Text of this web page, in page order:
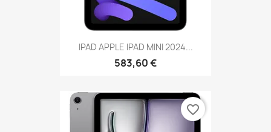
IPAD APPLE IPAD MINI 2024...
583,60 €
favorite_border